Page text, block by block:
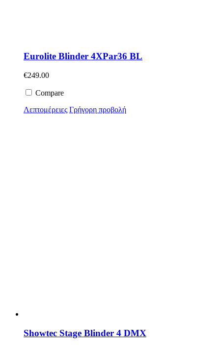
Eurolite Blinder 4XPar36 BL
€249.00
Compare
Λεπτομέρειες Γρήγορη προβολή
Showtec Stage Blinder 4 DMX